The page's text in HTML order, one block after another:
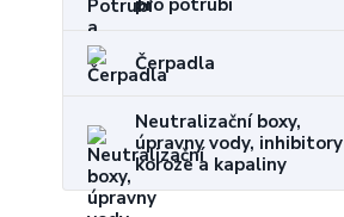
pro potrubí
Čerpadla
Neutralizační boxy,
úpravny vody, inhibitory
koroze a kapaliny